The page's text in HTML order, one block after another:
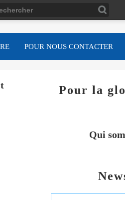
POUR NOUS CONTACTER
Pour la
Qui